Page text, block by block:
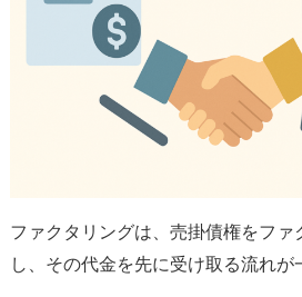
ファクタリングは、売掛債権をフ
し、その代金を先に受け取る流れが